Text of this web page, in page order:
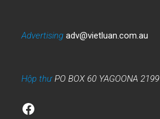
Advertising adv@vietluan.com.au
Hộp thưPO BOX 60 YAGOONA 2199
Facebook